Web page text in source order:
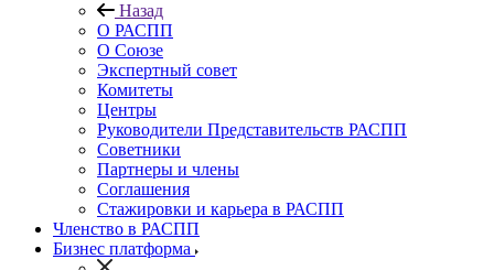
Назад
О РАСПП
О Союзе
Экспертный совет
Комитеты
Центры
Руководители Представительств РАСПП
Советники
Партнеры и члены
Соглашения
Стажировки и карьера в РАСПП
Членство в РАСПП
Бизнес платформа